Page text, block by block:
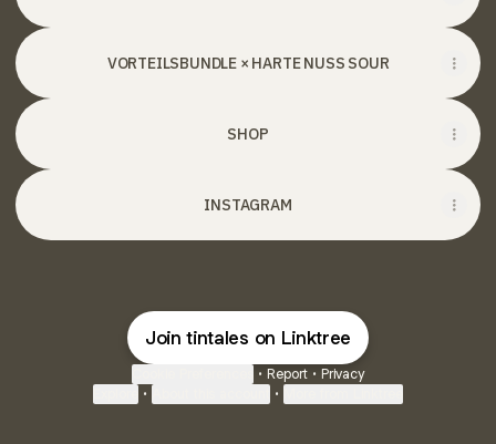
VORTEILSBUNDLE × HARTE NUSS SOUR
SHOP
INSTAGRAM
Join tintales on Linktree
• Report • Privacy
• •